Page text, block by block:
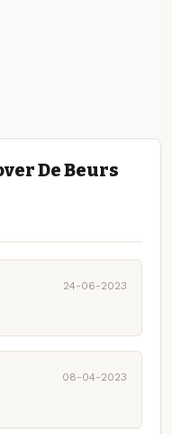
De Beurs
24-06-2023
08-04-2023